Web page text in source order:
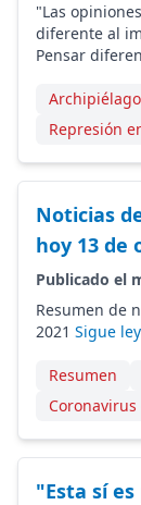
"Las
diferente al
Pensar
Archipiélago
Represión
Noticias
hoy 13 de
Publicado el
Resumen de
2021 Sigue
Resumen
Coronavirus
"Esta sí